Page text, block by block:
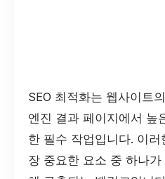
SEO 최적화는 웹사이트
엔진 결과 페이지에서 높
한 필수 작업입니다. 이
장 중요한 요소 중 하나가